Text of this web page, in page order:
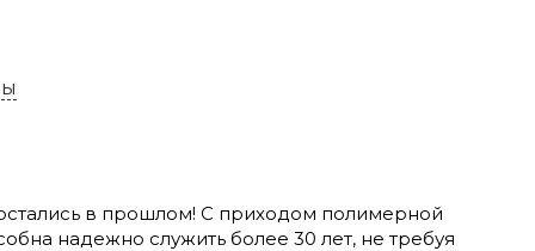
в прошлом! С приходом полимерной
надежно служить более 30 лет, не требуя